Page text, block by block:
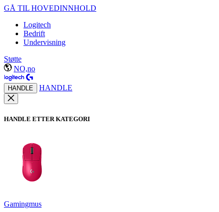
GÅ TIL HOVEDINNHOLD
Logitech
Bedrift
Undervisning
Støtte
NO,no
HANDLE HANDLE
HANDLE ETTER KATEGORI
Gamingmus